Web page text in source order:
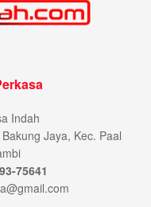
Indah
Jaya, Kec. Paal
75641